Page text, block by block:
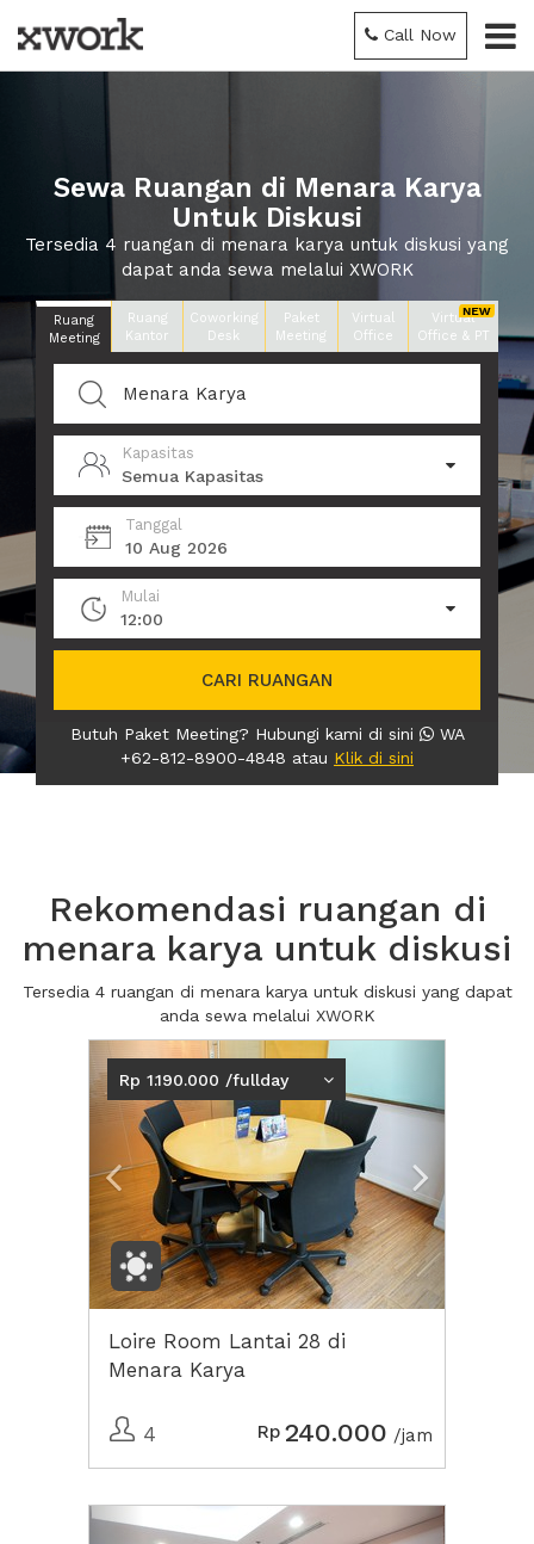
Call Now
Sewa Ruangan di Menara Karya
Untuk Diskusi
Tersedia 4 ruangan di menara karya untuk diskusi yang
dapat anda sewa melalui XWORK
Ruang
Meeting
Ruang
Kantor
Coworking
Desk
Paket
Meeting
Virtual
Office
Virtual
Office & PT
Kapasitas
Semua Kapasitas
Tanggal
10 Aug 2026
Mulai
12:00
CARI RUANGAN
Butuh Paket Meeting? Hubungi kami di sini
WA
+62-812-8900-4848 atau Klik di sini
Rekomendasi ruangan di
menara karya untuk diskusi
Tersedia 4 ruangan di menara karya untuk diskusi yang dapat
anda sewa melalui XWORK
Previous
Rp 1.190.000 /fullday
Loire Room Lantai 28 di
Menara Karya
4 Rp 240.000 /jam
Previous Next2